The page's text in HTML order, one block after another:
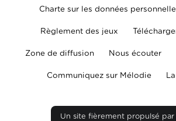
Charte sur les données
Règlement des jeux
Zone de diffusion Nous écouter
Communiquez sur Mélodie
Un site fièrement propulsé par